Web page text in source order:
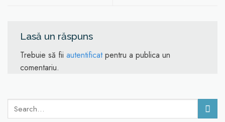
Lasă un răspuns
Trebuie să fii autentificatpentru a publica un
comentariu.